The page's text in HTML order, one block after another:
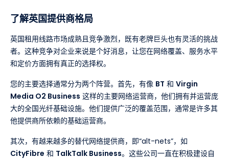
了解英国提供商格局
英国租用线路市场成熟且竞争激烈，既有老牌巨头也有灵活的挑战
者。这种竞争对企业来说是个好消息，让您在网络覆盖、服务水平
和定价方面拥有真正的选择权。
您的主要选择通常分为两个阵营。首先，有像 BT 和 Virgin
Media O2 Business 这样的主要网络运营商，他们拥有并运营庞
大的全国光纤基础设施。他们提供广泛的覆盖范围，通常是许多其
他提供商所依赖的基础运营商。
其次，有越来越多的替代网络提供商，即“alt-nets”，如
CityFibre 和 TalkTalk Business。这些公司一直在积极建设自